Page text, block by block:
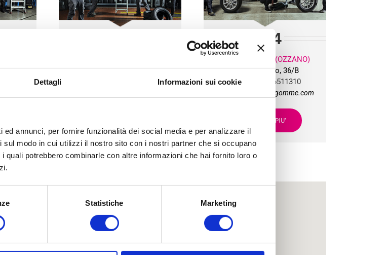
Dettagli Informazioni sui cookie
annunci, per fornire funzionalità dei social media e per analizzare il
modo in cui utilizzi il nostro sito con i nostri partner che si occupano
quali potrebbero combinarle con altre informazioni che hai fornito loro o
Statistiche Marketing
225
Via Tosarelli, 296/2
4
PONTE RIZZOLI (OZZANO)
Via Progresso, 36/B
Tel:
+39 051 6511310
bg4team@bolognagomme.com
SCOPRI DI PIU’
i nostri centriBologna Gomme!